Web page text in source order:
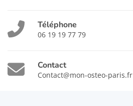
Téléphone
06 19 19 77 79
Contact
Contact@mon-osteo-paris.fr